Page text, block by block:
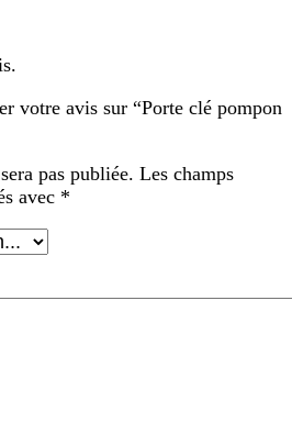
votre avis sur “Porte clé pompon
pas publiée. Les champs
avec *